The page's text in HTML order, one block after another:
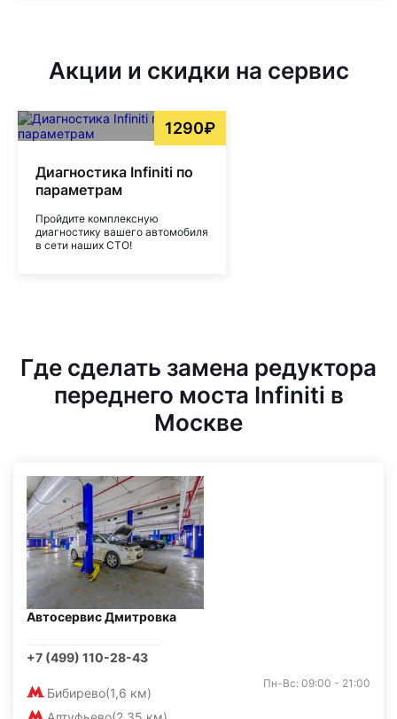
Акции и скидки на сервис
1290₽
Диагностика Infiniti по
параметрам
Пройдите комплексную
диагностику вашего автомобиля
в сети наших СТО!
Где сделать замена редуктора
переднего моста Infiniti в
Москве
Автосервис Дмитровка
+7 (499) 110-28-43
Бибирево(1,6 км)
Пн-Вс: 09:00 - 21:00